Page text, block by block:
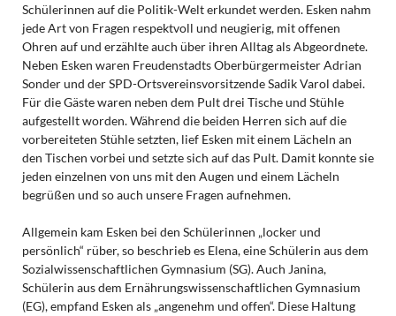
Schülerinnen auf die Politik-Welt erkundet werden. Esken nahm
jede Art von Fragen respektvoll und neugierig, mit offenen
Ohren auf und erzählte auch über ihren Alltag als Abgeordnete.
Neben Esken waren Freudenstadts Oberbürgermeister Adrian
Sonder und der SPD-Ortsvereinsvorsitzende Sadik Varol dabei.
Für die Gäste waren neben dem Pult drei Tische und Stühle
aufgestellt worden. Während die beiden Herren sich auf die
vorbereiteten Stühle setzten, lief Esken mit einem Lächeln an
den Tischen vorbei und setzte sich auf das Pult. Damit konnte sie
jeden einzelnen von uns mit den Augen und einem Lächeln
begrüßen und so auch unsere Fragen aufnehmen.
Allgemein kam Esken bei den Schülerinnen „locker und
persönlich“ rüber, so beschrieb es Elena, eine Schülerin aus dem
Sozialwissenschaftlichen Gymnasium (SG). Auch Janina,
Schülerin aus dem Ernährungswissenschaftlichen Gymnasium
(EG), empfand Esken als „angenehm und offen“. Diese Haltung